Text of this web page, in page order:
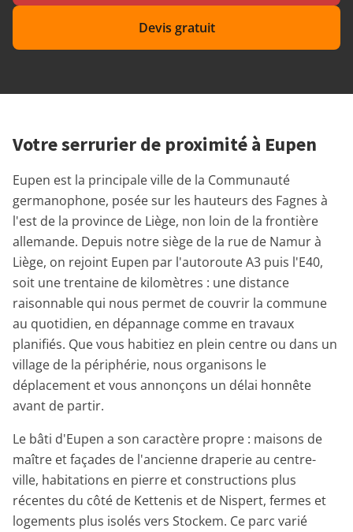
Devis gratuit
Votre serrurier de proximité à Eupen
Eupen est la principale ville de la Communauté
germanophone, posée sur les hauteurs des Fagnes à
l'est de la province de Liège, non loin de la frontière
allemande. Depuis notre siège de la rue de Namur à
Liège, on rejoint Eupen par l'autoroute A3 puis l'E40,
soit une trentaine de kilomètres : une distance
raisonnable qui nous permet de couvrir la commune
au quotidien, en dépannage comme en travaux
planifiés. Que vous habitiez en plein centre ou dans un
village de la périphérie, nous organisons le
déplacement et vous annonçons un délai honnête
avant de partir.
Le bâti d'Eupen a son caractère propre : maisons de
maître et façades de l'ancienne draperie au centre-
ville, habitations en pierre et constructions plus
récentes du côté de Kettenis et de Nispert, fermes et
logements plus isolés vers Stockem. Ce parc varié